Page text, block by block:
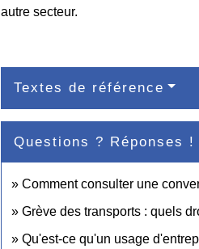
autre secteur.
Textes de référence
Questions ? Réponses !
Comment consulter une
Grève des transports : quels
Qu'est-ce qu'un usage